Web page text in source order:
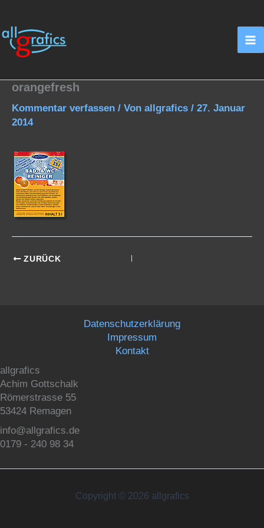
springen
orangefresh
Kommentar verfassen / Von allgrafics / 27. Januar
2014
ZURÜCK
Datenschutzerklärung
Impressum
Kontakt
allgrafics
Achim Gottschalk
Römerstrasse 55
53424 Remagen
info@allgrafics.de
0179 - 240 98 34
Copyright © 2026 allgrafics